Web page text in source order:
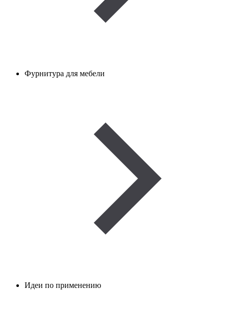
Фурнитура для мебели
Идеи по применению